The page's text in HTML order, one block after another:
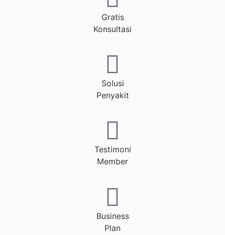
Gratis
Konsultasi
Solusi
Penyakit
Testimoni
Member
Business
Plan